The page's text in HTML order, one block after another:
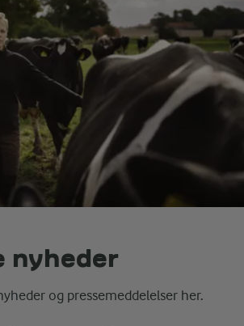
nyheder
og pressemeddelelser her.